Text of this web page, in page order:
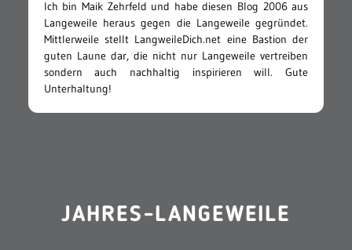
Ich bin Maik Zehrfeld und habe diesen Blog 2006 aus
Langeweile heraus gegen die Langeweile gegründet.
Mittlerweile stellt LangweileDich.net eine Bastion der
guten Laune dar, die nicht nur Langeweile vertreiben
sondern auch nachhaltig inspirieren will. Gute
Unterhaltung!
JAHRES-LANGEWEILE